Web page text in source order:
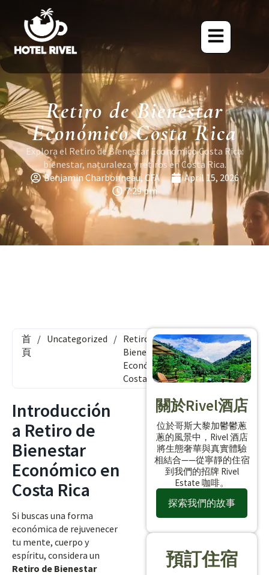
Retiro de Bienestar
Económico Costa Rica
Explora el Retiro de Bienestar Económico Costa Rica:
bienestar, naturaleza y retiros en Costa Rica.
Benjamin Charbonneau, CFA
April 15, 2026
7:29 pm
首
頁
/ Uncategorized / Retiro de
Bienestar
Económico
Costa Rica
Introducción
a Retiro de
Bienestar
Económico en
Costa Rica
Si buscas una forma
económica de rejuvenecer
tu mente, cuerpo y
espíritu, considera un
Retiro de Bienestar
關於Rivel酒店
位於哥斯大黎加鬱鬱蔥
蔥的風景中，Rivel 酒店
將生態奢華與真實體驗
相結合——從寧靜的住宿
到我們的招牌 Rivel
Estate 咖啡。
探索我們的故事
預訂住宿